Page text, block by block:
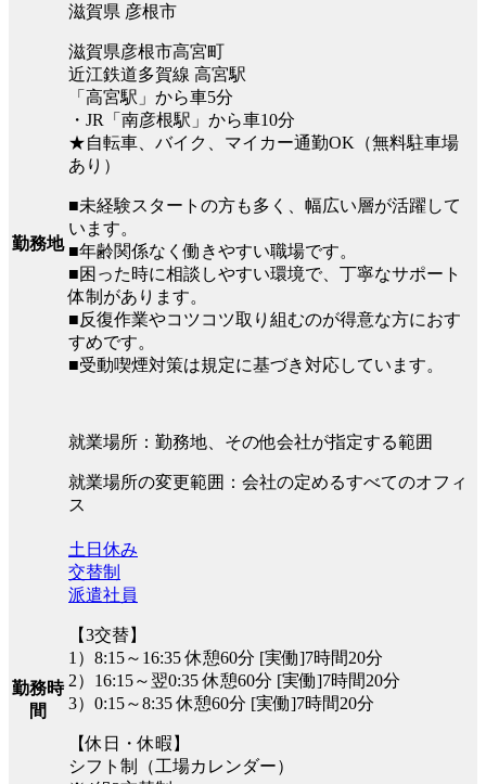
勤務地
滋賀県 彦根市
滋賀県彦根市高宮町
近江鉄道多賀線 高宮駅
「高宮駅」から車5分
・JR「南彦根駅」から車10分
★自転車、バイク、マイカー通勤OK（無料駐車場
あり）
■未経験スタートの方も多く、幅広い層が活躍して
います。
■年齢関係なく働きやすい職場です。
■困った時に相談しやすい環境で、丁寧なサポート
体制があります。
■反復作業やコツコツ取り組むのが得意な方におす
すめです。
■受動喫煙対策は規定に基づき対応しています。
就業場所：勤務地、その他会社が指定する範囲
就業場所の変更範囲：会社の定めるすべてのオフィ
ス
勤務時
間
土日休み
交替制
派遣社員
【3交替】
1）8:15～16:35 休憩60分 [実働]7時間20分
2）16:15～翌0:35 休憩60分 [実働]7時間20分
3）0:15～8:35 休憩60分 [実働]7時間20分
【休日・休暇】
シフト制（工場カレンダー）